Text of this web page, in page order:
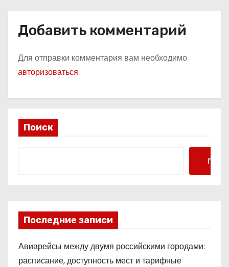
Добавить комментарий
Для отправки комментария вам необходимо
авторизоваться.
Поиск
Поиск
Последние записи
Авиарейсы между двумя российскими городами:
расписание, доступность мест и тарифные